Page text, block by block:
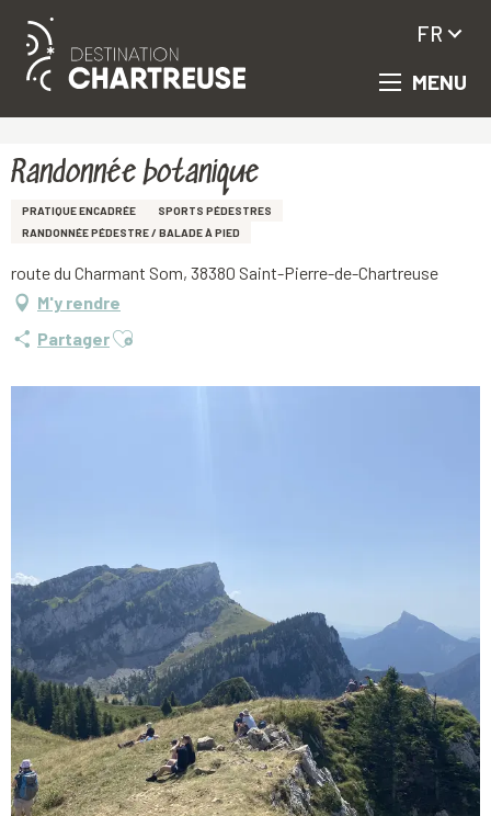
Aller
principal
MENU
FR
Randonnée botanique
PRATIQUE ENCADRÉE
SPORTS PÉDESTRES
RANDONNÉE PÉDESTRE / BALADE À PIED
route du Charmant Som, 38380 Saint-Pierre-de-Chartreuse
M'y rendre
PartagerAjouter aux favoris